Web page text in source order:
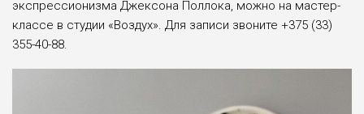
экспрессионизма Джексона Поллока, можно на мастер-
классе в студии «Воздух». Для записи звоните +375 (33)
355-40-88.